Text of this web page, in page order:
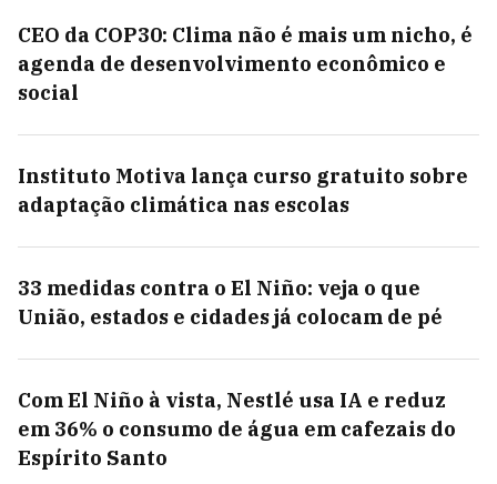
CEO da COP30: Clima não é mais um nicho, é
agenda de desenvolvimento econômico e
social
Instituto Motiva lança curso gratuito sobre
adaptação climática nas escolas
33 medidas contra o El Niño: veja o que
União, estados e cidades já colocam de pé
Com El Niño à vista, Nestlé usa IA e reduz
em 36% o consumo de água em cafezais do
Espírito Santo